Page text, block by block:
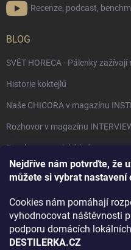
Nejdříve nám potvrďte, že
můžete si vybrat nastavení
Cookies nám pomáhají
vyhodnocovat náštěvnosti
podporu domácích
DESTILERKA.CZ
Recenze, podcast,
BLOG
SVĚT HORECA - Pálenky zažívají
Historie koktejlů
Naše CHICORA v magazínu
Rozhovor v magazínu
Bourbon, americká krása.
Napsali v TÝDNU o naší práci
Rozhovor s DESTILERKA.CZ v
Jak vybrat dárek na Vánoce